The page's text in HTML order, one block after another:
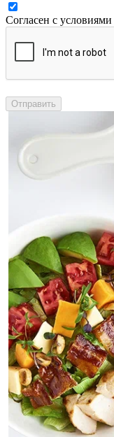
Согласен с условиями
Отправить